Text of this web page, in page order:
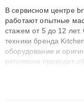
В сервисном центре
работают опытные
стажем от 5 до 12
техники бренда
оборудование и
регулярно проходит
технику с